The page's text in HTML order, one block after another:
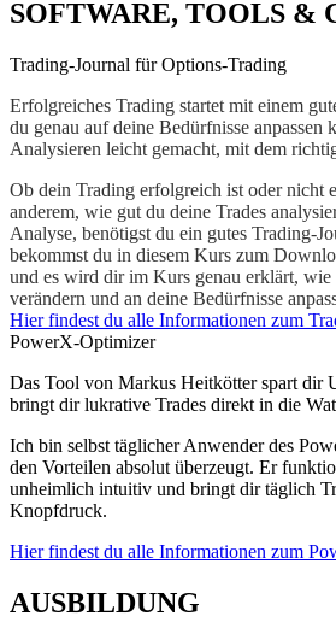
SOFTWARE, TOOLS &
Trading-Journal für Options-Trading
Erfolgreiches Trading startet mit einem
du genau auf deine Bedürfnisse anpassen
Analysieren leicht gemacht, mit dem
Ob dein Trading erfolgreich ist oder nicht
anderem, wie gut du deine Trades
Analyse, benötigst du ein gutes Trading-
bekommst du in diesem Kurs zum
und es wird dir im Kurs genau erklärt, wie
verändern und an deine Bedürfnisse
Hier findest du alle Informationen zum
PowerX-Optimizer
Das Tool von Markus Heitkötter spart dir
bringt dir lukrative Trades direkt in die
Ich bin selbst täglicher Anwender des
den Vorteilen absolut überzeugt. Er
unheimlich intuitiv und bringt dir täglich
Knopfdruck.
Hier findest du alle Informationen zum
AUSBILDUNG